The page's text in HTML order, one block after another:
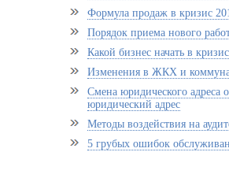
Формула продаж в кризис
Порядок приема нового
Какой бизнес начать в
Изменения в ЖКХ и
Смена юридического адреса
юридический адрес
Методы воздействия на
5 грубых ошибок